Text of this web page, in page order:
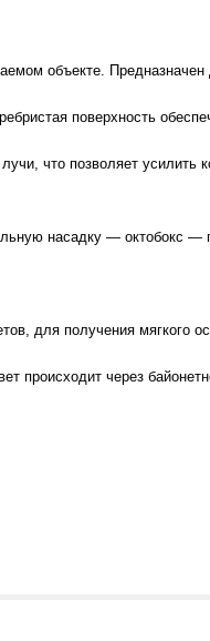
объекте.
поверхность
что позволяет усилить
насадку — октобокс —
для получения мягкого
происходит через